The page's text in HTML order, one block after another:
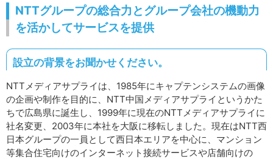
NTTグループの総合力とグループ会社の機動力
を活かしてサービスを提供
設立の背景をお聞かせください。
NTTメディアサプライは、1985年にキャプテンシステムの画像
の企画や制作を目的に、NTT中国メディアサプライというかた
ちで広島県に誕生し、1999年に現在のNTTメディアサプライに
社名変更、2003年に本社を大阪に移転しました。現在はNTT西
日本グループの一員として西日本エリアを中心に、マンション
等集合住宅向けのインターネット接続サービスや店舗向けの